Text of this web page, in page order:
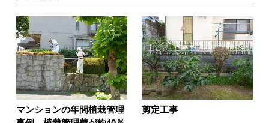
マンションの年間植栽管理
剪定工事